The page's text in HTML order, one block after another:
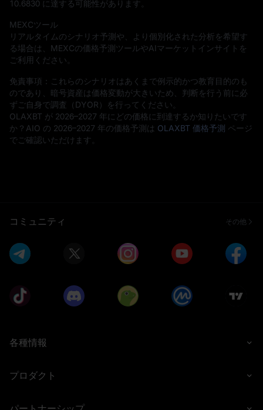
10.6830 に達する可能性があります。
MEXCツール
リアルタイムのシナリオ予測や、より個別化された分析を希望す
る場合は、MEXCの価格予測ツールやAIマーケットインサイトを
ご利用ください。
免責事項：これらのシナリオはあくまで例示的かつ教育目的のも
のであり、暗号資産は価格変動が大きいため、判断を行う前に必
ずご自身で調査（DYOR）を行ってください。
OLAXBT が 2026–2027 年にどの価格に到達するか知りたいです
か？AIO の 2026–2027 年の価格予測は OLAXBT 価格予測 ページ
でご確認いただけます。
コミュニティ その他
各種情報
プロダクト